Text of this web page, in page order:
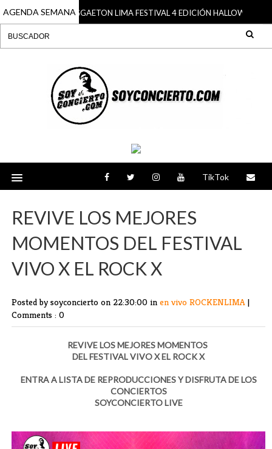
AGENDA SEMANA
HOY ES EL REGGAETON LIMA FESTIVAL 4 EDICIÓN HALLOWEEN
TikTok
REVIVE LOS MEJORES
MOMENTOS DEL FESTIVAL
VIVO X EL ROCK X
Posted by soyconcierto on 22:30:00 in en vivo ROCKENLIMA |
Comments : 0
REVIVE LOS MEJORES MOMENTOS
DEL FESTIVAL VIVO X EL ROCK X
ENTRA A LISTA DE REPRODUCCIONES Y DISFRUTA DE LOS
CONCIERTOS
SOYCONCIERTO LIVE